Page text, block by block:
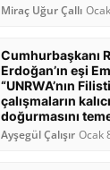
Miraç Uğur Çallı
Cumhurbaşkanı
Erdoğan’ın eşi
“UNRWA’nın
çalışmaların
doğurmasını
Ayşegül Çalışır Ocak